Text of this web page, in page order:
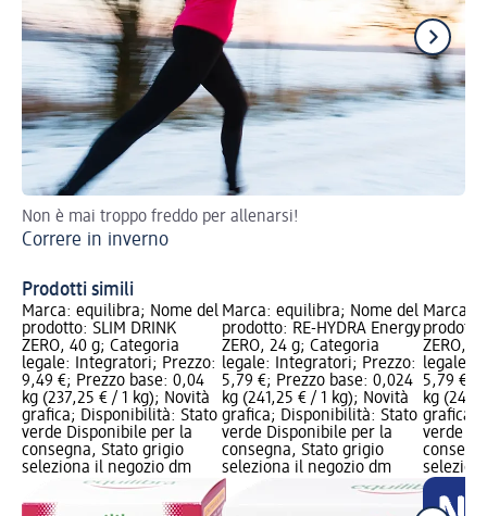
Non è mai troppo freddo per allenarsi!
Correre in inverno
Prodotti simili
Marca: equilibra; Nome del
prodotto: SLIM DRINK
ZERO, 40 g; Categoria
legale: Integratori; Prezzo:
9,49 €; Prezzo base: 0,04
kg (237,25 € / 1 kg); Novità
grafica; Disponibilità: Stato
verde Disponibile per la
consegna, Stato grigio
seleziona il negozio dm
Marca: equilibra; Nome del
prodotto: RE-HYDRA Energy
ZERO, 24 g; Categoria
legale: Integratori; Prezzo:
5,79 €; Prezzo base: 0,024
kg (241,25 € / 1 kg); Novità
grafica; Disponibilità: Stato
verde Disponibile per la
consegna, Stato grigio
seleziona il negozio dm
Marca:
ZERO,
legale:
5,79 €;
kg
grafica;
verde